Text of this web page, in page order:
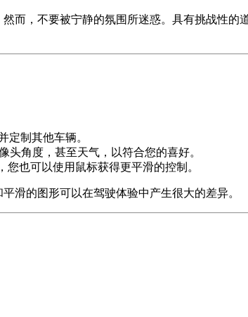
，不要被宁静的氛围所迷惑。具有挑战性的
定制其他车辆。
头角度，甚至天气，以符合您的喜好。
也可以使用鼠标获得更平滑的控制。
滑的图形可以在驾驶体验中产生很大的差异。